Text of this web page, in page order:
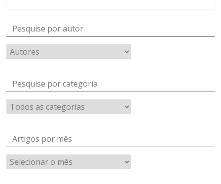
Pesquise por autor
Pesquise por categoria
Artigos por mês
Artigos
por